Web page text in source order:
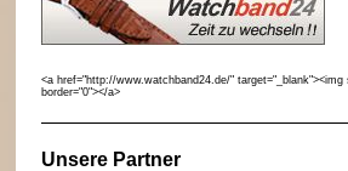
<a href="http://www.watchband24.de/"
border="0"></a>
Unsere Partner